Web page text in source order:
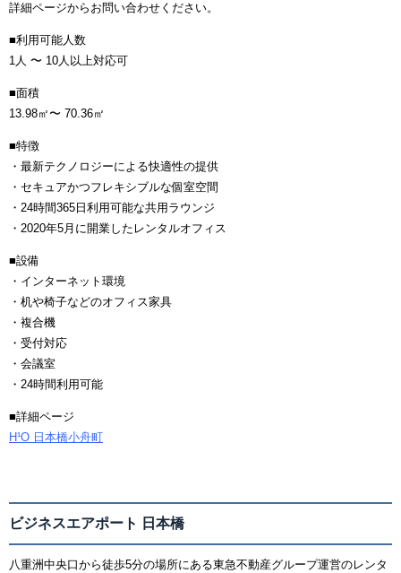
詳細ページからお問い合わせください。
■利用可能人数
1人 〜 10人以上対応可
■面積
13.98㎡〜 70.36㎡
■特徴
・最新テクノロジーによる快適性の提供
・セキュアかつフレキシブルな個室空間
・24時間365日利用可能な共用ラウンジ
・2020年5月に開業したレンタルオフィス
■設備
・インターネット環境
・机や椅子などのオフィス家具
・複合機
・受付対応
・会議室
・24時間利用可能
■詳細ページ
H¹O 日本橋小舟町
ビジネスエアポート 日本橋
八重洲中央口から徒歩5分の場所にある東急不動産グループ運営のレンタ